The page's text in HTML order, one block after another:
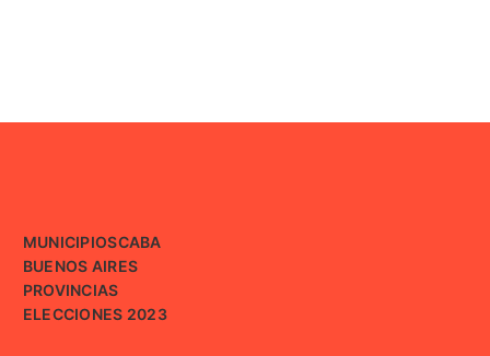
MUNICIPIOSCABA
BUENOS AIRES
PROVINCIAS
ELECCIONES 2023